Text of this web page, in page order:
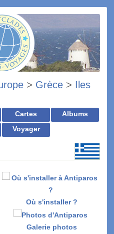
> Grèce > Iles
Cartes
Albums
Voyager
Où s'installer ?
Galerie photos